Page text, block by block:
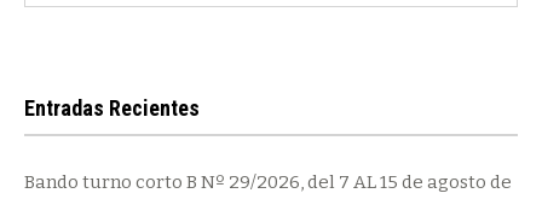
Entradas Recientes
Bando turno corto B Nº 29/2026, del 7 AL 15 de agosto de